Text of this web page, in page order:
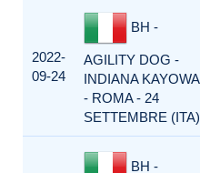
2022-
09-24
BH -
AGILITY DOG -
INDIANA KAYOWA
- ROMA - 24
SETTEMBRE (ITA)
BH -